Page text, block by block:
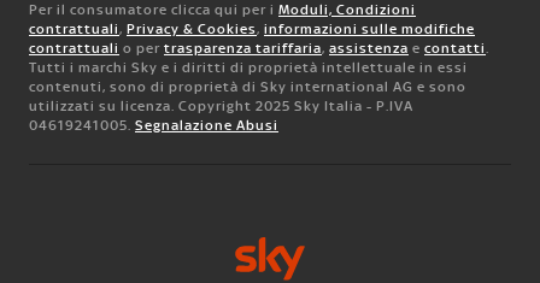
Per il consumatore clicca qui per i Moduli, Condizioni
contrattuali, Privacy & Cookies, informazioni sulle modifiche
contrattuali o per trasparenza tariffaria, assistenza e contatti.
Tutti i marchi Sky e i diritti di proprietà intellettuale in essi
contenuti, sono di proprietà di Sky international AG e sono
utilizzati su licenza. Copyright 2025 Sky Italia - P.IVA
04619241005. Segnalazione Abusi